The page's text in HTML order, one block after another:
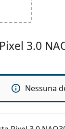
3.0
Nessuna